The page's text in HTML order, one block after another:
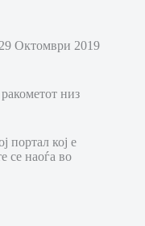
Октомври 2019
низ
портал кој е
се наоѓа во